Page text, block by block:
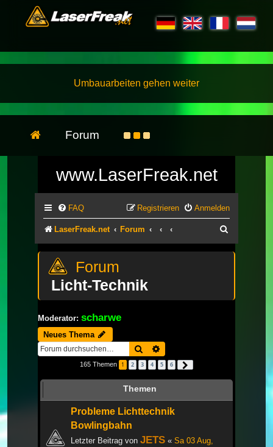
Umbauarbeiten gehen weiter
Forum
www.LaserFreak.net
FAQ Anmelden
Registrieren
LaserFreak.net Forum
Licht-Technik
Moderator: scharwe
Neues Thema
Suche
165 Themen 1 2 3 4 5 6
Themen
Probleme Lichttechnik
Bowlingbahn
Letzter Beitrag von JETS « Sa 03 Aug,